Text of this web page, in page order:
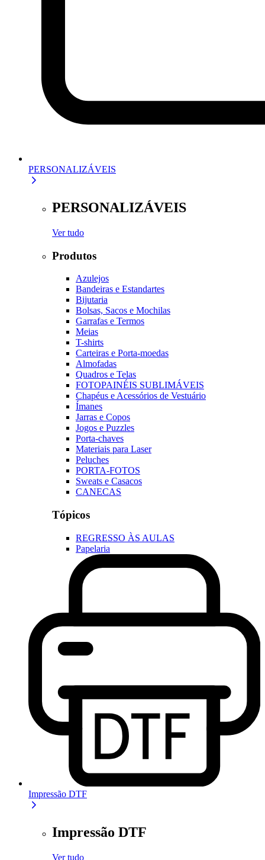
PERSONALIZÁVEIS
PERSONALIZÁVEIS
Ver tudo
Produtos
Azulejos
Bandeiras e Estandartes
Bijutaria
Bolsas, Sacos e Mochilas
Garrafas e Termos
Meias
T-shirts
Carteiras e Porta-moedas
Almofadas
Quadros e Telas
FOTOPAINÉIS SUBLIMÁVEIS
Chapéus e Acessórios de Vestuário
Ímanes
Jarras e Copos
Jogos e Puzzles
Porta-chaves
Materiais para Laser
Peluches
PORTA-FOTOS
Sweats e Casacos
CANECAS
Tópicos
REGRESSO ÀS AULAS
Papelaria
Impressão DTF
Impressão DTF
Ver tudo